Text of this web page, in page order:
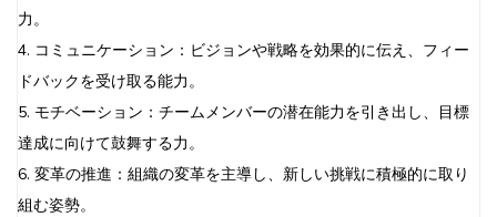
力。
4. コミュニケーション：ビジョンや戦略を効果的に伝え、フィー
ドバックを受け取る能力。
5. モチベーション：チームメンバーの潜在能力を引き出し、目標
達成に向けて鼓舞する力。
6. 変革の推進：組織の変革を主導し、新しい挑戦に積極的に取り
組む姿勢。